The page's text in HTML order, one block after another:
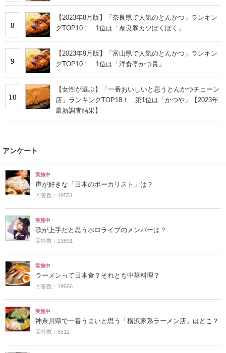
8
【2023年8月版】「奈良県で人気のとんかつ」ランキン
グTOP10！ 1位は「奈良豚カツぽくぽく」
9
【2023年9月版】「富山県で人気のとんかつ」ランキン
グTOP10！ 1位は「洋食亭かつ貴」
10
【女性が選ぶ】「一番おいしいと思うとんかつチェーン
店」ランキングTOP18！ 第1位は「かつや」【2023年
最新調査結果】
アンケート
実施中
声が好きな「日本のボーカリスト」は？
回答数：49551
実施中
歌が上手だと思うホロライブのメンバーは？
回答数：23891
実施中
ラーメンって日本食？それとも中華料理？
回答数：19666
実施中
神奈川県で一番うまいと思う「横浜家系ラーメン店」はどこ？
回答数：8512